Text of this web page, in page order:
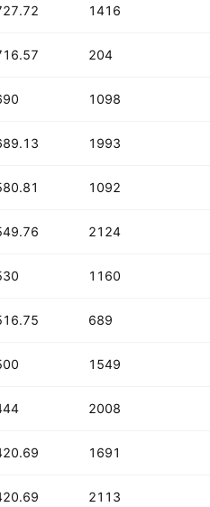
1416
B
204
B
1098
B
1993
B
1092
B
2124
B
1160
B
689
B
1549
B
2008
B
1691
B
2113
B